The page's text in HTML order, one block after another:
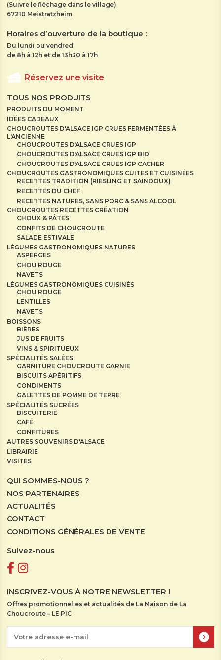
(Suivre le fléchage dans le village)
67210 Meistratzheim
Horaires d’ouverture de la boutique :
Du lundi ou vendredi
de 8h à 12h et de 13h30 à 17h
Réservez une visite
TOUS NOS PRODUITS
PRODUITS DU MOMENT
IDÉES CADEAUX
CHOUCROUTES D'ALSACE IGP CRUES FERMENTÉES À
L'ANCIENNE
CHOUCROUTES D'ALSACE CRUES IGP
CHOUCROUTES D'ALSACE CRUES IGP BIO
CHOUCROUTES D'ALSACE CRUES IGP CACHER
CHOUCROUTES GASTRONOMIQUES CUITES ET CUISINÉES
RECETTES TRADITION (RIESLING ET SAINDOUX)
RECETTES DU CHEF
RECETTES NATURES, SANS PORC & SANS ALCOOL
CHOUCROUTES RECETTES CRÉATION
CHOUX & PÂTES
CONFITS DE CHOUCROUTE
SALADE ESTIVALE
LÉGUMES GASTRONOMIQUES NATURES
ASPERGES
CHOU ROUGE
NAVETS
LÉGUMES GASTRONOMIQUES CUISINÉS
CHOU ROUGE
LENTILLES
NAVETS
BOISSONS
BIÈRES
JUS DE FRUITS
VINS & SPIRITUEUX
SPÉCIALITÉS SALÉES
GARNITURE CHOUCROUTE GARNIE
BISCUITS APÉRITIFS
CONDIMENTS
GALETTES DE POMME DE TERRE
SPÉCIALITÉS SUCRÉES
BISCUITERIE
CAFÉ
CONFITURES
AUTRES SOUVENIRS D'ALSACE
LIBRAIRIE
VISITES
QUI SOMMES-NOUS ?
NOS PARTENAIRES
ACTUALITÉS
CONTACT
CONDITIONS GÉNÉRALES DE VENTE
Suivez-nous
INSCRIVEZ-VOUS À NOTRE NEWSLETTER !
Offres promotionnelles et actualités de La Maison de La
Choucroute – LE PIC